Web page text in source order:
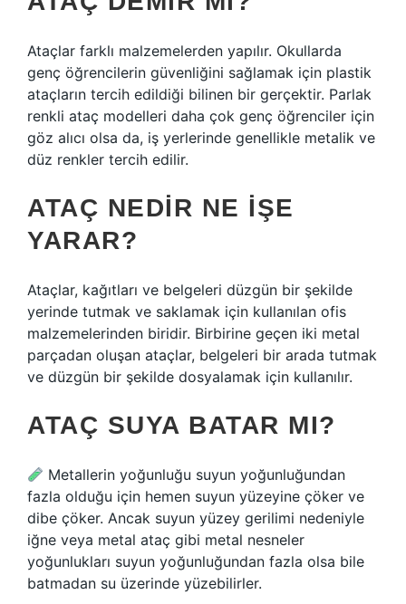
Ataçlar farklı malzemelerden yapılır. Okullarda
genç öğrencilerin güvenliğini sağlamak için plastik
ataçların tercih edildiği bilinen bir gerçektir. Parlak
renkli ataç modelleri daha çok genç öğrenciler için
göz alıcı olsa da, iş yerlerinde genellikle metalik ve
düz renkler tercih edilir.
ATAÇ NEDIR NE IŞE
YARAR?
Ataçlar, kağıtları ve belgeleri düzgün bir şekilde
yerinde tutmak ve saklamak için kullanılan ofis
malzemelerinden biridir. Birbirine geçen iki metal
parçadan oluşan ataçlar, belgeleri bir arada tutmak
ve düzgün bir şekilde dosyalamak için kullanılır.
ATAÇ SUYA BATAR MI?
Metallerin yoğunluğu suyun yoğunluğundan
fazla olduğu için hemen suyun yüzeyine çöker ve
dibe çöker. Ancak suyun yüzey gerilimi nedeniyle
iğne veya metal ataç gibi metal nesneler
yoğunlukları suyun yoğunluğundan fazla olsa bile
batmadan su üzerinde yüzebilirler.